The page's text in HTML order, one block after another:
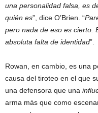
una personalidad falsa, es
quién es”, dice O’Brien. “
pero nada de eso es cierto.
absoluta falta de identidad”.
Rowan, en cambio, es una
causa del tiroteo en el que
una defensora que una
arma más que como